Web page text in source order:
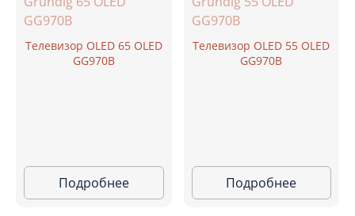
Телевизор OLED 65 OLED
GG970B
Подробнее
Телевизор OLED 55 OLED
GG970B
Подробнее